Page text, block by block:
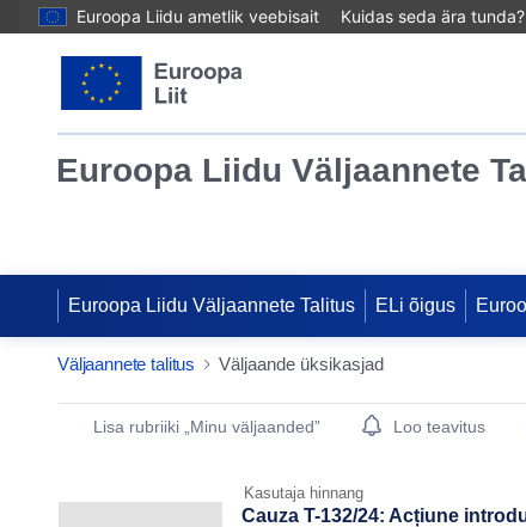
Euroopa Liidu ametlik veebisait Kuidas seda ära tunda?
Euroopa Liidu Väljaannete
Euroopa Liidu Väljaannete Talitus ELi õigus
Väljaannete talitus Väljaande üksikasjad
Publication Detail Actions Portlet
Lisa rubriiki „Minu väljaanded” Loo teavitus
Kasutaja hinnang
Cauza T-132/24: Acțiune